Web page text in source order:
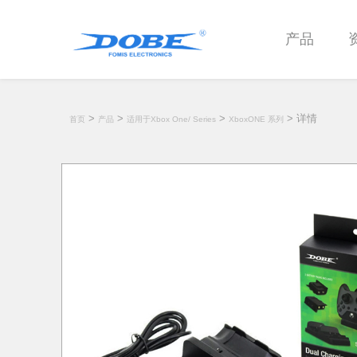
产品
首页 > 产品 > 适用于Xbox One/ Series > XboxONE 系列 > 详情